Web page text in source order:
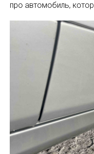
про автомобиль,